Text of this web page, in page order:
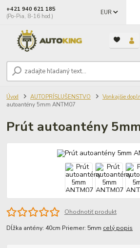
EUR
+421 940 621 185
(Po-Pia, 8-16 hod.)
Úvod AUTOPRÍSLUŠENSTVO Vonkajšie
autoantény 5mm ANTM07
Prút autoantény
Ohodnotiť produkt
Dĺžka antény: 40cm Priemer: 5mm celý popis